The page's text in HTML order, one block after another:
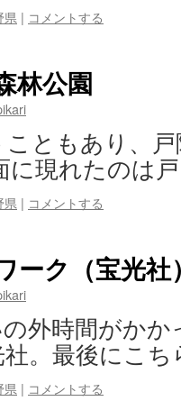
県 | コメントする
林公園
こともあり、
に現れたのは
県 | コメントする
ーク（宝光社
外時間がか
社。最後にこ
県 | コメントする